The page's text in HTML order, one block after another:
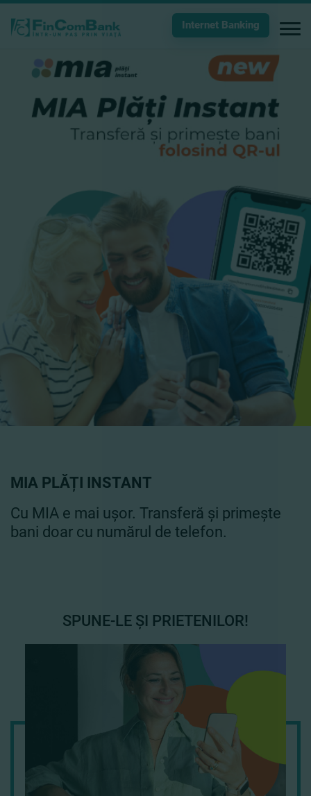
Internet Banking
MIA PLĂȚI INSTANT
Cu MIA e mai ușor. Transferă și primește
bani doar cu numărul de telefon.
SPUNE-LE ȘI PRIETENILOR!